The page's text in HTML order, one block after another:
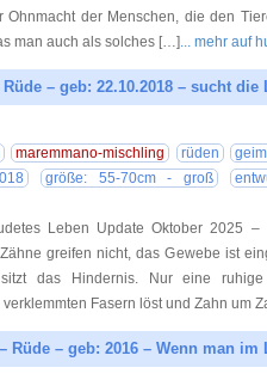
Ohnmacht der Menschen, die den
man auch als solches […]... mehr auf
– geb: 22.10.2018 – sucht
maremmano-mischling rüden
größe: 55-70cm - groß
Leben Update Oktober 2025
greifen nicht, das Gewebe ist
das Hindernis. Nur eine
Fasern löst und Zahn um
Rüde – geb: 2016 – Wenn man